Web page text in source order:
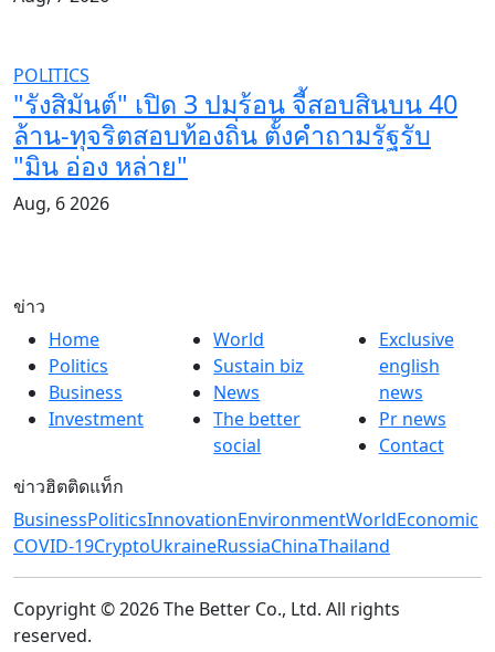
POLITICS
"รังสิมันต์" เปิด 3 ปมร้อน จี้สอบสินบน 40
ล้าน-ทุจริตสอบท้องถิ่น ตั้งคำถามรัฐรับ
"มิน อ่อง หล่าย"
Aug, 6 2026
ข่าว
Home
Politics
Business
Investment
World
Sustain biz
News
The better
social
Exclusive
english
news
Pr news
Contact
ข่าวฮิตติดแท็ก
BusinessPoliticsInnovationEnvironmentWorldEconomic
COVID-19CryptoUkraineRussiaChinaThailand
Copyright © 2026 The Better Co., Ltd. All rights
reserved.